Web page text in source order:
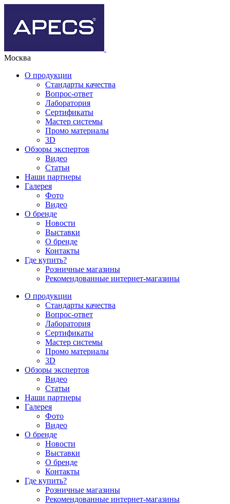
Москва
О продукции
Стандарты качества
Вопрос-ответ
Лаборатория
Сертификаты
Мастер системы
Промо материалы
3D
Обзоры экспертов
Видео
Статьи
Наши партнеры
Галерея
Фото
Видео
О бренде
Новости
Выставки
О бренде
Контакты
Где купить?
Розничные магазины
Рекомендованные интернет-магазины
О продукции
Стандарты качества
Вопрос-ответ
Лаборатория
Сертификаты
Мастер системы
Промо материалы
3D
Обзоры экспертов
Видео
Статьи
Наши партнеры
Галерея
Фото
Видео
О бренде
Новости
Выставки
О бренде
Контакты
Где купить?
Розничные магазины
Рекомендованные интернет-магазины